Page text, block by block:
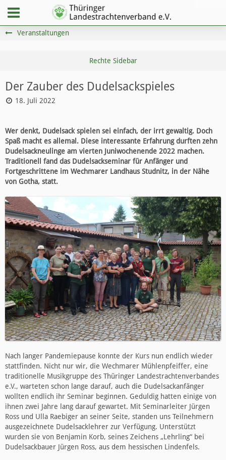
Veranstaltungen
Der Zauber des Dudelsackspieles
18. Juli 2022
Wer denkt, Dudelsack spielen sei einfach, der irrt gewaltig. Doch
Spaß macht es allemal. Diese interessante Erfahrung durften zehn
Dudelsackneulinge am vierten Juniwochenende 2022 machen.
Traditionell fand das Dudelsackseminar für Anfänger und
Fortgeschrittene im Wechmarer Landhaus Studnitz, in der Nähe
von Gotha, statt.
Nach langer Pandemiepause konnte der Kurs nun endlich wieder
stattfinden. Nicht nur wir, die Wechmarer Mühlenpfeiffer, eine
traditionelle Musikgruppe des Thüringer Landestrachtenverbandes
e.V., warteten schon lange darauf, auch die Dudelsackanfänger
wollten endlich ihr Seminar beginnen. Geduldig hatten einige von
ihnen zwei Jahre lang darauf gewartet. Mit Seminarleiter Jürgen
Ross und Ulla Raebiger an seiner Seite, standen uns Teilnehmern
ausgezeichnete Dudelsacklehrer zur Verfügung. Unterstützt
wurden sie von Benjamin Korb, seines Zeichens „Lehrling“ bei
Dudelsackbauer Jürgen Ross, aus dem hessischen Lindenfels.